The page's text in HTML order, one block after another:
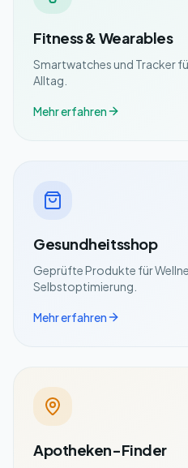
Fitness & Wearables
Smartwatches und Tracker
Alltag.
Mehr erfahren
Gesundheitsshop
Geprüfte Produkte für
Selbstoptimierung.
Mehr erfahren
Apotheken-Finder